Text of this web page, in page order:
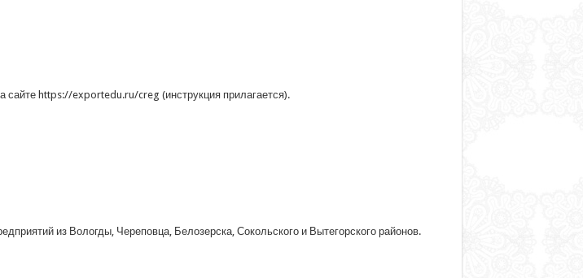
сайте https://exportedu.ru/creg (инструкция прилагается).
из Вологды, Череповца, Белозерска, Сокольского и Вытегорского районов.